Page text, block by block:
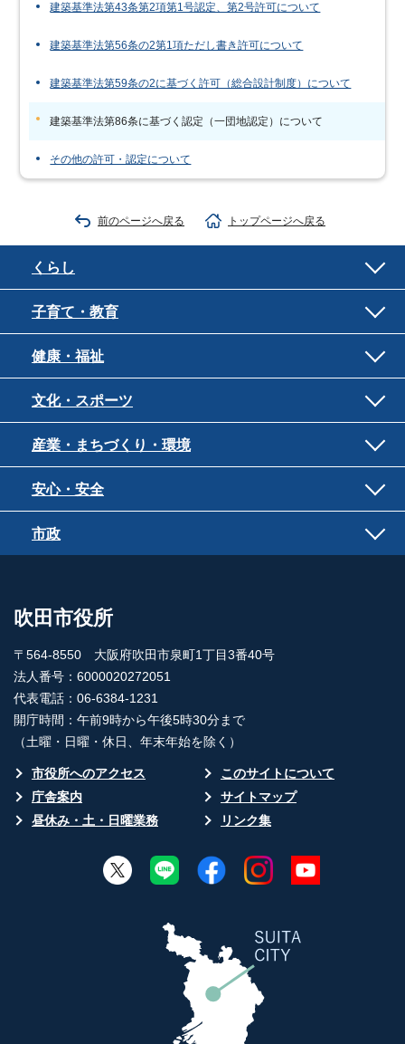
建築基準法第43条第2項第1号認定、第2号許可について
建築基準法第56条の2第1項ただし書き許可について
建築基準法第59条の2に基づく許可（総合設計制度）について
建築基準法第86条に基づく認定（一団地認定）について
その他の許可・認定について
前のページへ戻る トップページへ戻る
くらし
子育て・教育
健康・福祉
文化・スポーツ
産業・まちづくり・環境
安心・安全
市政
吹田市役所
〒564-8550 大阪府吹田市泉町1丁目3番40号
法人番号：6000020272051
代表電話：06-6384-1231
開庁時間：午前9時から午後5時30分まで
（土曜・日曜・休日、年末年始を除く）
市役所へのアクセス
このサイトについて
庁舎案内
サイトマップ
昼休み・土・日曜業務
リンク集